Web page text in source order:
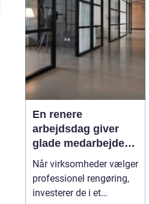
gæster f&ari...
En renere
arbejdsdag giver
glade medarbejdere
med
erhvervsrengøring i
Farvskov
Når virksomheder vælger
professionel rengøring,
investerer de i et